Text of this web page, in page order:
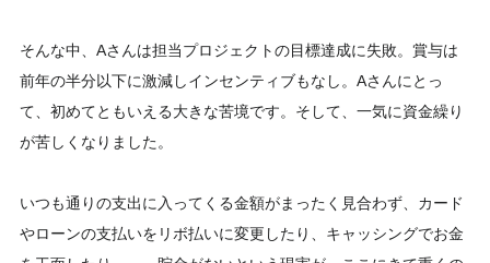
そんな中、Aさんは担当プロジェクトの目標達成に失敗。賞与は
前年の半分以下に激減しインセンティブもなし。Aさんにとっ
て、初めてともいえる大きな苦境です。そして、一気に資金繰り
が苦しくなりました。
いつも通りの支出に入ってくる金額がまったく見合わず、カード
やローンの支払いをリボ払いに変更したり、キャッシングでお金